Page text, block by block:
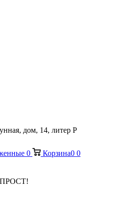
дом, 14, литер Р
0 Корзина0 0